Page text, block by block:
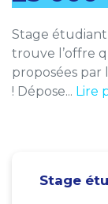
Stage
trouve l’offre
proposées par
! Dépose... Lire
Stage